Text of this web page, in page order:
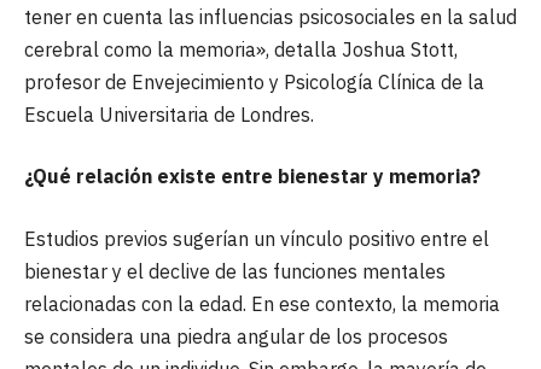
tener en cuenta las influencias psicosociales en la salud
cerebral como la memoria», detalla Joshua Stott,
profesor de Envejecimiento y Psicología Clínica de la
Escuela Universitaria de Londres.
¿Qué relación existe entre bienestar y memoria?
Estudios previos sugerían un vínculo positivo entre el
bienestar y el declive de las funciones mentales
relacionadas con la edad. En ese contexto, la memoria
se considera una piedra angular de los procesos